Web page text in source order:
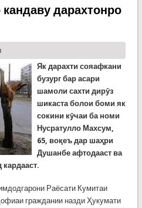
дарахтонро
Як дарахти сояафкани
бузург бар асари
шамоли сахти дирӯз
шикаста болои боми як
сокини кӯчаи ба номи
Нусратулло Махсум,
65, воқеъ дар шаҳри
Душанбе афтодааст ва
Раёсати Кумитаи
граждании назди Ҳукумати